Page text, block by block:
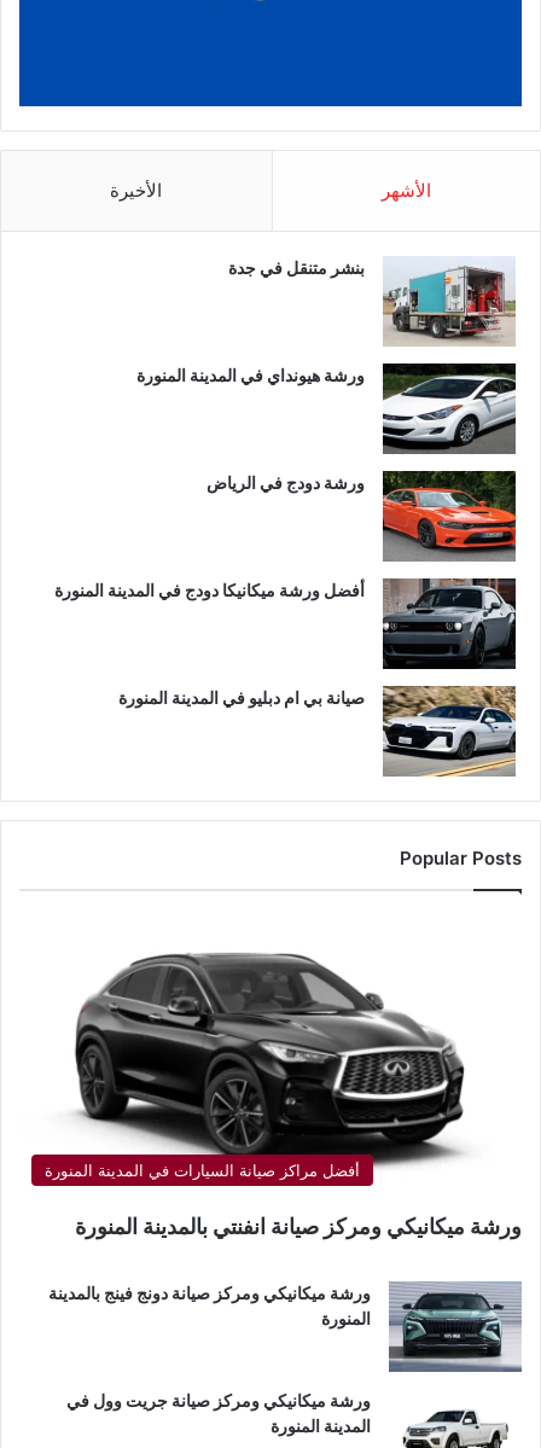
الأشهر الأخيرة
بنشر متنقل في جدة
ورشة هيونداي في المدينة المنورة
ورشة دودج في الرياض
أفضل ورشة ميكانيكا دودج في المدينة المنورة
صيانة بي ام دبليو في المدينة المنورة
Popular Posts
أفضل مراكز صيانة السيارات في المدينة المنورة
ورشة ميكانيكي ومركز صيانة انفنتي بالمدينة المنورة
ورشة ميكانيكي ومركز صيانة دونج فينج بالمدينة
المنورة
ورشة ميكانيكي ومركز صيانة جريت وول في
المدينة المنورة